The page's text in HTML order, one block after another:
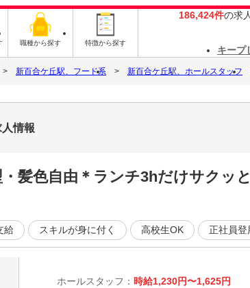
職種から探す 特徴から探す
186,424件の求
キープ
新百合ケ丘駅、フード系 新百合ケ丘駅、ホールスタッフ
情報
髪色自由＊ランチ3hだけサクッ
給 スキルが身に付く 高校生OK 正社員登
ホールスタッフ： 時給1,230円〜1,625円